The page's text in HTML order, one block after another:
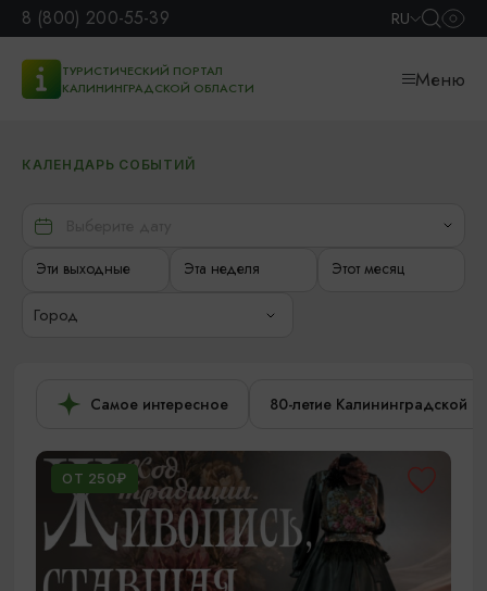
8 (800) 200-55-39 RU
ТУРИСТИЧЕСКИЙ ПОРТАЛ
КАЛИНИНГРАДСКОЙ ОБЛАСТИ
Меню
КАЛЕНДАРЬ СОБЫТИЙ
Эти выходные Эта неделя Этот месяц
Город
Самое интересное 80-летие Калининградской
ОТ 250₽